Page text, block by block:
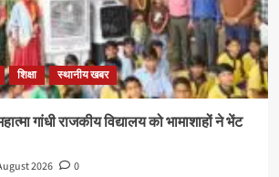
शिक्षा स्थानीय खबर
गांधी राजकीय विद्यालय को भामाशाहों ने भेंट
2026 0